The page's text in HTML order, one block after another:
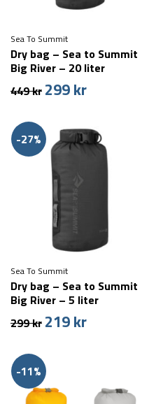
Sea To Summit
Dry bag – Sea to Summit
Big River – 20 liter
449kr Den
var:
449 kr.
299krDen
er:
299 kr.
-27%
Sea To Summit
Dry bag – Sea to Summit
Big River – 5 liter
299kr Den
var:
299 kr.
219krDen
-11%